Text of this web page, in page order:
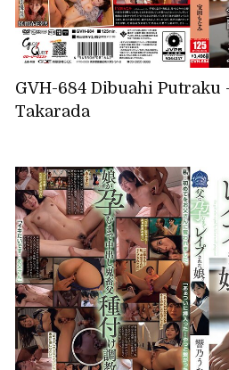
GVH-684 Dibuahi Putraku
Takarada